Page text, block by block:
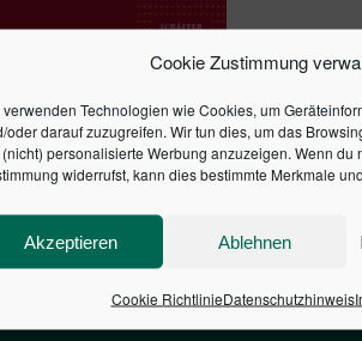
Cookie Zustimmung
verwenden Technologien wie Cookies, um
oder darauf zuzugreifen. Wir tun dies, um das
personalisierte Werbung anzuzeigen. Wenn du
widerrufst, kann dies bestimmte Merkmale
Akzeptieren Ablehnen
Cookie RichtlinieDatenschutzhinweis